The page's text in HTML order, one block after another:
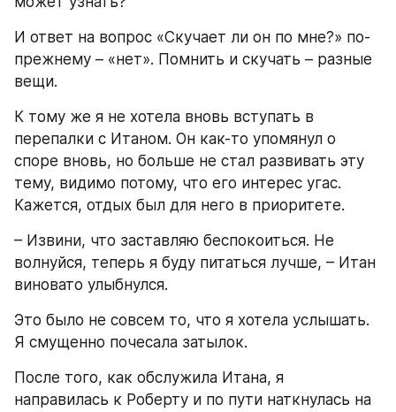
И ответ на вопрос «Скучает ли он по мне?» по-
прежнему – «нет». Помнить и скучать – разные
вещи.
К тому же я не хотела вновь вступать в
перепалки с Итаном. Он как-то упомянул о
споре вновь, но больше не стал развивать эту
тему, видимо потому, что его интерес угас.
Кажется, отдых был для него в приоритете.
– Извини, что заставляю беспокоиться. Не
волнуйся, теперь я буду питаться лучше, – Итан
виновато улыбнулся.
Это было не совсем то, что я хотела услышать.
Я смущенно почесала затылок.
После того, как обслужила Итана, я
направилась к Роберту и по пути наткнулась на